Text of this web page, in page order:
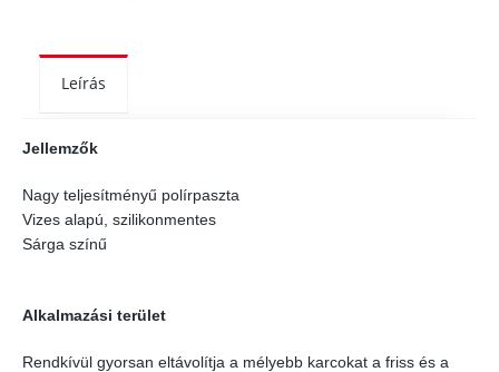
Leírás
Jellemzők
Nagy teljesítményű polírpaszta
Vizes alapú, szilikonmentes
Sárga színű
Alkalmazási terület
Rendkívül gyorsan eltávolítja a mélyebb karcokat a friss és a